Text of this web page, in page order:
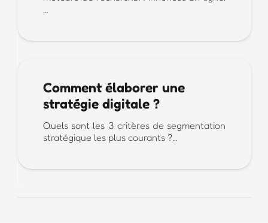
…
Comment élaborer une
stratégie digitale ?
Quels sont les 3 critères de segmentation
stratégique les plus courants ?…